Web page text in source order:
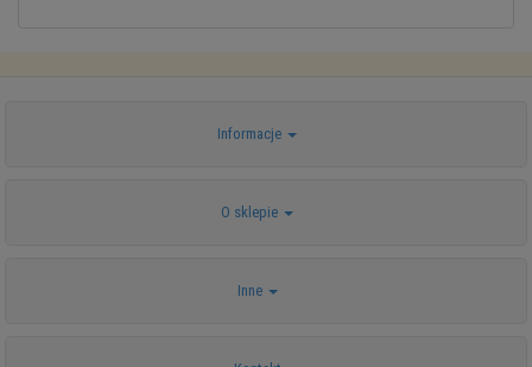
Informacje
O sklepie
Inne